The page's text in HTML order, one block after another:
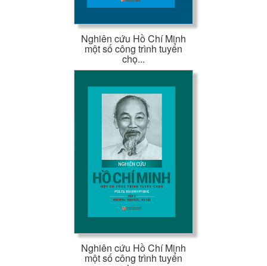
Nghiên cứu Hồ Chí Minh
một số công trình tuyển
chọ...
Nghiên cứu Hồ Chí Minh
một số công trình tuyển